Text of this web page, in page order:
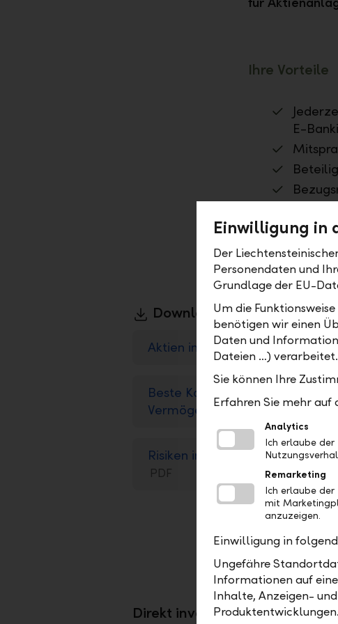
Ihre Vorteile
E-
Downloads
Aktien im ÜberblickPDF
Beste Konditionen für Ihr
Vermögen
PDF
Risiken im Effektenhandel
PDF
des
informieren.
Direkt investieren, direkt
Einwilligung in
Der
Personendaten und
Grundlage der EU-
Um die
benötigen wir einen
Daten und
Dateien …) verarbeitet.
Sie können Ihre
Erfahren Sie mehr auf
Analytics
Ich erlaube der
Remarketing
Ich erlaube der
mit
anzuzeigen.
Einwilligung in
Ungefähre
Informationen auf
Inhalte, Anzeigen-
Produktentwicklungen.